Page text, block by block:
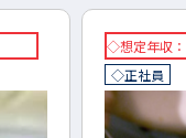
想定年収
正社員